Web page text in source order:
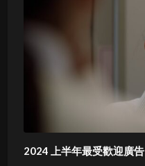
2024 上半年最受歡迎廣告